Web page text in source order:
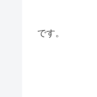
です。